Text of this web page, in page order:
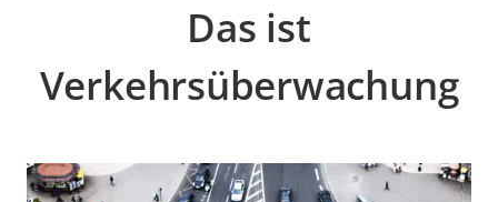
Das ist
Verkehrsüberwachung